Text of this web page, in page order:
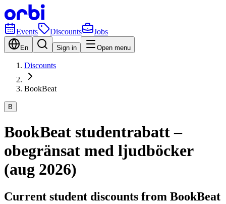
Events Discounts Jobs
En Sign in Open menu
Discounts
BookBeat
B
BookBeat studentrabatt –
obegränsat med ljudböcker
(aug 2026)
Current student discounts from BookBeat